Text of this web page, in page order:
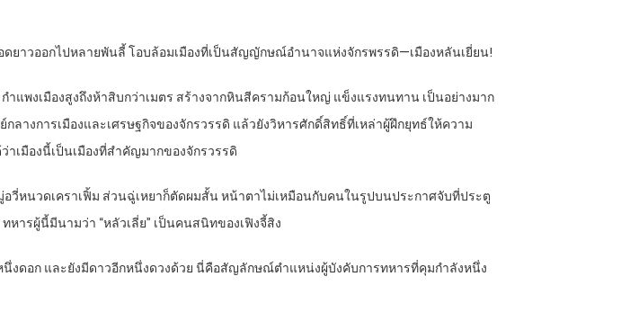
ยาวออกไปหลายพันลี้ โอบล้อมเมืองที่เป็นสัญญักษณ์อำนาจแห่งจักรพรรดิ—เมืองหลันเยี่ยน!
แพงเมืองสูงถึงห้าสิบกว่าเมตร สร้างจากหินสีครามก้อนใหญ่ แข็งแรงทนทาน เป็นอย่างมาก
างการเมืองและเศรษฐกิจของจักรวรรดิ แล้วยังวิหารศักดิ์สิทธิ์ที่เหล่าผู้ฝึกยุทธ์ให้ความ
เมืองนี้เป็นเมืองที่สำคัญมากของจักรวรรดิ
วี่หนวดเคราเฟิ้ม ส่วนฉู่เหยาก็ตัดผมสั้น หน้าตาไม่เหมือนกับคนในรูปบนประกาศจับที่ประตู
ารผู้นี้มีนามว่า “หลัวเลี่ย” เป็นคนสนิทของเฟิงจี้สิง
งดอก และยังมีดาวอีกหนึ่งดวงด้วย นี่คือสัญลักษณ์ตำแหน่งผู้บังคับการทหารที่คุมกำลังหนึ่ง